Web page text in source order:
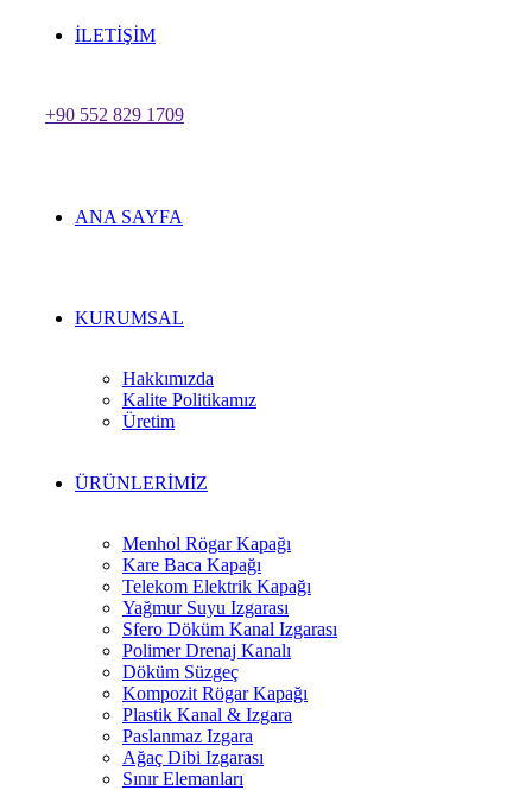
İLETİŞİM
+90 552 829 1709
ANA SAYFA
KURUMSAL
Hakkımızda
Kalite Politikamız
Üretim
ÜRÜNLERİMİZ
Menhol Rögar Kapağı
Kare Baca Kapağı
Telekom Elektrik Kapağı
Yağmur Suyu Izgarası
Sfero Döküm Kanal Izgarası
Polimer Drenaj Kanalı
Döküm Süzgeç
Kompozit Rögar Kapağı
Plastik Kanal & Izgara
Paslanmaz Izgara
Ağaç Dibi Izgarası
Sınır Elemanları